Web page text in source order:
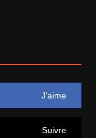
J’aime
Suivre